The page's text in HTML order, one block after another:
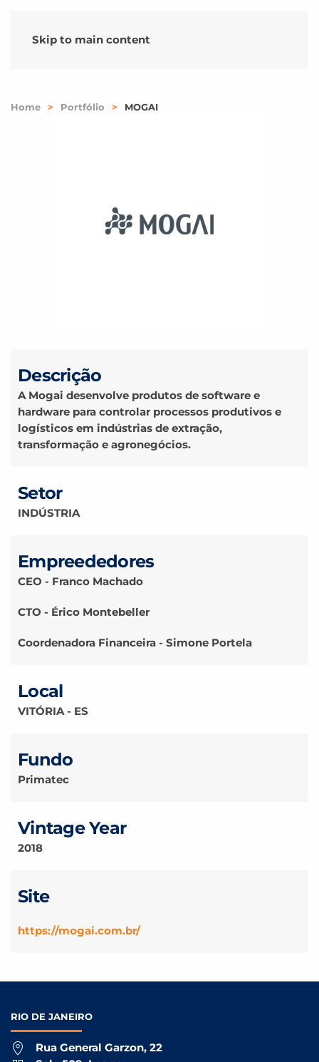
Skip to main content
Home Portfólio MOGAI
Descrição
A Mogai desenvolve produtos de software e
hardware para controlar processos produtivos e
logísticos em indústrias de extração,
transformação e agronegócios.
Setor
INDÚSTRIA
Empreededores
CEO - Franco Machado
CTO - Érico Montebeller
Coordenadora Financeira - Simone Portela
Local
VITÓRIA - ES
Fundo
Primatec
Vintage Year
2018
Site
https://mogai.com.br/
RIO DE JANEIRO
Rua General Garzon, 22